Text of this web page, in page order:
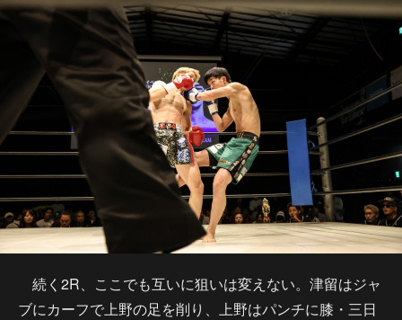
続く2R、ここでも互いに狙いは変えない。津留はジャ
ブにカーフで上野の足を削り、上野はパンチに膝・三日